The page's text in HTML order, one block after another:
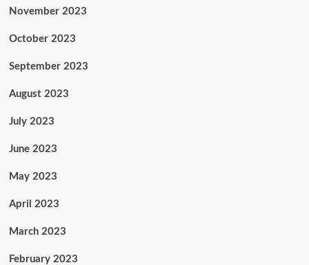
November 2023
October 2023
September 2023
August 2023
July 2023
June 2023
May 2023
April 2023
March 2023
February 2023